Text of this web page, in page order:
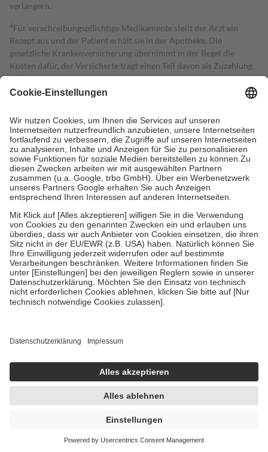
verlängern.
4Für verschreibungspflichtige Medikamente stellt der Arzt ein
Rezept aus und der Patient erhält sie in der Apotheke. Die
gesetzliche Krankenversicherung übernimmt in der Regel die
Kosten dafür, der Versicherte trägt einen Teil davon als Zuzahlung
mit.
Grundsätzlich leisten Mitglieder Zuzahlungen in Höhe von zehn
höchstens zehn Euro.
Es sind jedoch nie mehr als die tatsächlichen
Kosten der Leistung zu entrichten.
Diese Regeln gelten grundsätzlich auch für Online-Apotheken.
Bei Heilmitteln und häuslicher Krankenpflege beträgt die
Zuzahlung zehn Prozent der Kosten sowie zehn Euro je
Verordnung.
Um das Engagement der Versicherten für ihre eigene Gesundheit zu
stärken und die besondere Stellung der Familie zu unterstützen,
fallenkeine Zuzahlungenan bei:
• Kindern und Jugendlichen bis zum vollendeten 18. Lebensjahr
mit Ausnahme der Fahrkosten
• Untersuchungen zur Vorsorge und Früherkennung, die von der
GKV getragen werden
• empfohlenen Schutzimpfungen
• Harn- und Blutteststreifen
getroffen, um sicherzustellen, dass es sich um echte Bewertungen
https://help.etrusted.com/hc/de/articles/4419944605341
Einige Bilder und Inhalte wurden unter Zuhilfenahme künstlicher